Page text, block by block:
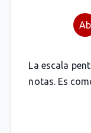
Ab
La escala
notas. Es